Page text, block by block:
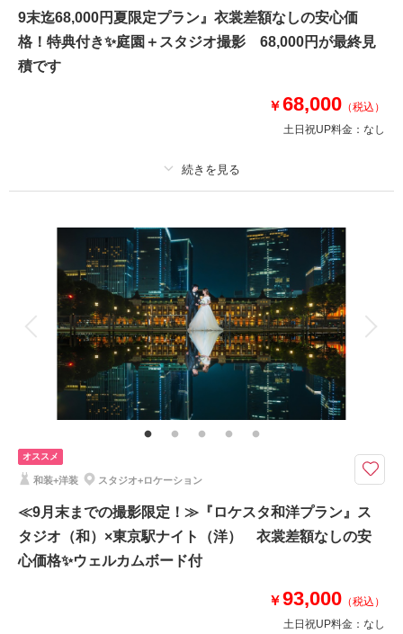
す！
撮影データは撮影日から3～5日後仕上がり
特典
撮影日：
2026年6月12日
撮影場所：
和装スタジオ壱点プラン（東京）
相談予約する
来店・オンライン
撮影日の空き
を確認する
9末迄68,000円夏限定プラン』衣裳差額なしの安心価
格！特典付き✨庭園＋スタジオ撮影 68,000円が最終見
積です
￥68,000 （税込）
土日祝UP料金： なし
新郎衣装1着
着付け ヘアメイク 小物一式
アルバム データ 100 カット 台紙付写真
衣装追加 会食 挙式
家族と撮影 家族用衣装レンタル ペットと撮影
その他含むもの
足袋・肌着 髪飾り等 庭園迄の移動費 撮影申請代 最終見積68,000円
衣裳差額無し ウェルカムボードプレゼント♪撮影する庭園は旧安田庭園・
清澄庭園・花畑記念庭園からお選び頂きます
①ウェルカムボードor六切４面１冊 プレゼント♪
②土日祝日UP料金 無料
③全オプション20％OFF ※一部対象外
オススメ
和装+洋装 スタジオ+ロケーション
≪9月末までの撮影限定！≫『ロケスタ和洋プラン』ス
タジオ（和）×東京駅ナイト（洋） 衣裳差額なしの安
心価格✨ウェルカムボード付
￥93,000 （税込）
土日祝UP料金： なし